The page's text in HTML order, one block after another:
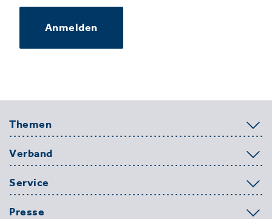
Anmelden
Themen
Verband
Service
Presse